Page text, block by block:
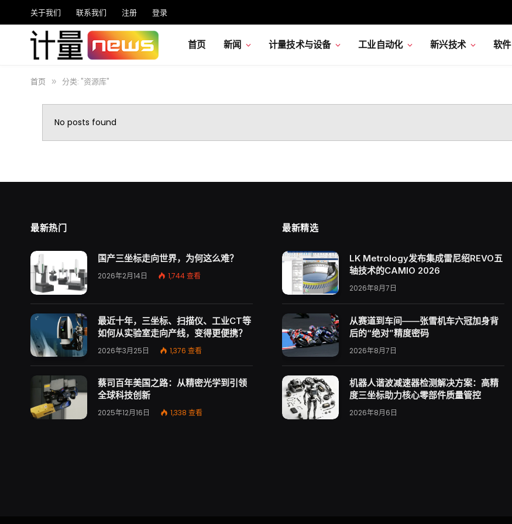
关于我们 联系我们 注册 登录
首页 新闻 计量技术与设备 工业自动化 新兴技术 软件
首页 » 分类: "资源库"
No posts found
最新热门
国产三坐标走向世界，为何这么难？
2026年2月14日 1,744查看
最近十年，三坐标、扫描仪、工业CT等
如何从实验室走向产线，变得更便携？
2026年3月25日 1,376 查看
蔡司百年美国之路：从精密光学到引领
全球科技创新
2025年12月16日 1,338 查看
最新精选
LK Metrology发布集成雷尼绍REVO五
轴技术的CAMIO 2026
2026年8月7日
从赛道到车间——张雪机车六冠加身背
后的“绝对”精度密码
2026年8月7日
机器人谐波减速器检测解决方案：高精
度三坐标助力核心零部件质量管控
2026年8月6日